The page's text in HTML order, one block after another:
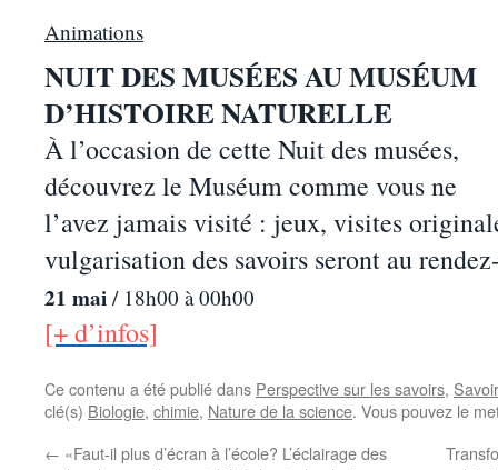
Animations
NUIT DESMUSÉESAU MUSÉUM
D’HISTOIRE NATURELLE
À l’occasion de cette Nuit des musées,
découvrez le Muséum comme vous ne
l’avez jamais visité : jeux, visites
vulgarisation des savoirs seront au
21 mai / 18h00 à 00h00
[+ d’infos]
Ce contenu a été publié dans Perspective sur les savoirs,
clé(s) Biologie, chimie, Nature de la science. Vous pouvez le
← «Faut-il plus d’écran à l’école? L’éclairage des